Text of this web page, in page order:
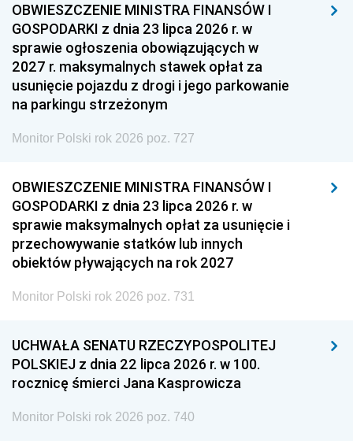
OBWIESZCZENIE MINISTRA FINANSÓW I
GOSPODARKI z dnia 23 lipca 2026 r. w
sprawie ogłoszenia obowiązujących w
2027 r. maksymalnych stawek opłat za
usunięcie pojazdu z drogi i jego parkowanie
na parkingu strzeżonym
Monitor Polski rok 2026 poz. 727
OBWIESZCZENIE MINISTRA FINANSÓW I
GOSPODARKI z dnia 23 lipca 2026 r. w
sprawie maksymalnych opłat za usunięcie i
przechowywanie statków lub innych
obiektów pływających na rok 2027
Monitor Polski rok 2026 poz. 731
UCHWAŁA SENATU RZECZYPOSPOLITEJ
POLSKIEJ z dnia 22 lipca 2026 r. w 100.
rocznicę śmierci Jana Kasprowicza
Monitor Polski rok 2026 poz. 740